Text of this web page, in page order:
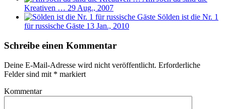
Kreativen … 29 Aug., 2007
Sölden ist die Nr. 1
für russische Gäste 13 Jan., 2010
Schreibe einen Kommentar
Deine E-Mail-Adresse wird nicht veröffentlicht. Erforderliche
Felder sind mit * markiert
Kommentar